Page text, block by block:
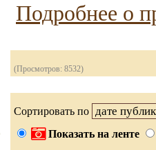
Подробнее о
(Просмотров: 8532)
Сортировать по
Показать на ленте